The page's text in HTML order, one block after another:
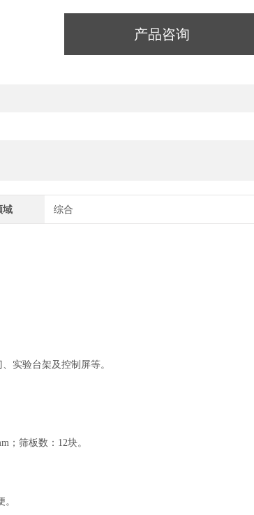
产品咨询
域 综合
管路、阀门、实验台架及控制屏等。
；筛板数：12块。
。